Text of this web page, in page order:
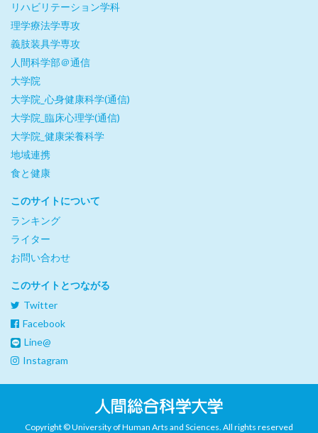
リハビリテーション学科
理学療法学専攻
義肢装具学専攻
人間科学部＠通信
大学院
大学院_心身健康科学(通信)
大学院_臨床心理学(通信)
大学院_健康栄養科学
地域連携
食と健康
このサイトについて
ランキング
ライター
お問い合わせ
このサイトとつながる
Twitter
Facebook
Line@
Instagram
Copyright © University of Human Arts and Sciences. All rights reserved